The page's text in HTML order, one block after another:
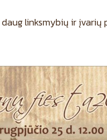
linksmybių ir įvarių